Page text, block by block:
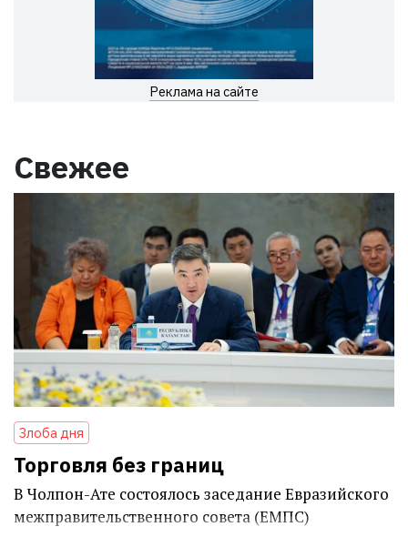
Реклама на сайте
Свежее
Злоба дня
Торговля без границ
В Чолпон-Ате состоялось заседание Евразийского
межправительственного совета (ЕМПС)